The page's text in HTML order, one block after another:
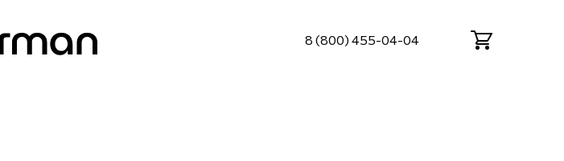
8 (800) 455-04-04